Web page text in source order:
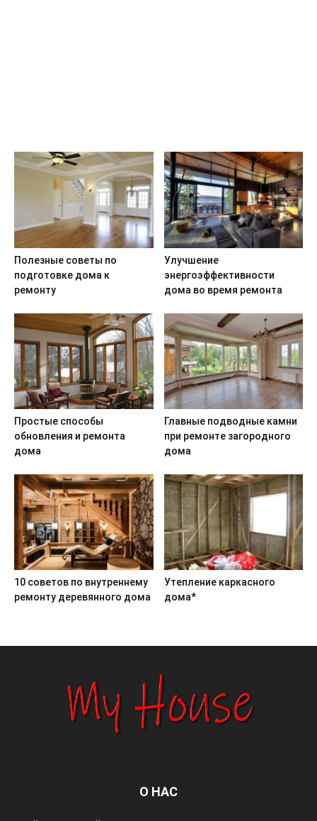
Полезные советы по
подготовке дома к
ремонту
Улучшение
энергоэффективности
дома во время ремонта
Простые способы
обновления и ремонта
дома
Главные подводные камни
при ремонте загородного
дома
10 советов по внутреннему
ремонту деревянного дома
Утепление каркасного
дома*
О НАС